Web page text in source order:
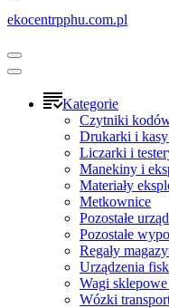
ekocentrpphu.com.pl
Kategorie
Czytniki
Drukarki i
Liczarki i
Manekiny i
Materiały
Metkownice
Pozostałe
Pozostałe
Regały
Urządzenia
Wagi
Wózki